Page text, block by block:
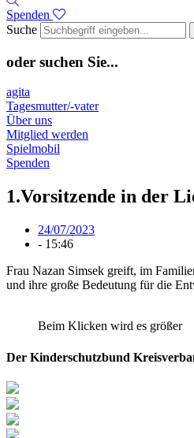
Spenden
Suche
oder suchen Sie...
agita
Tagesmutter/-vater
Über uns
Mitglied werden
Spielmobil
Spenden
1.Vorsitzende in der
24/07/2023
- 15:46
Frau Nazan Simsek greift, im
und ihre große Bedeutung für die
Beim Klicken wird es größer
Der Kinderschutzbund